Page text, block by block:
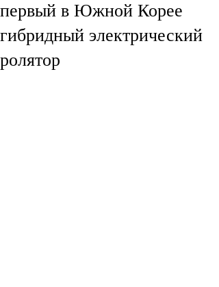
первый в Южной Корее
гибридный электрический
ролятор